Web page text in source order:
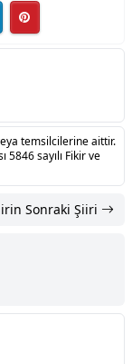
temsilcilerine aittir.
5846 sayılı Fikir ve
Sonraki Şiiri